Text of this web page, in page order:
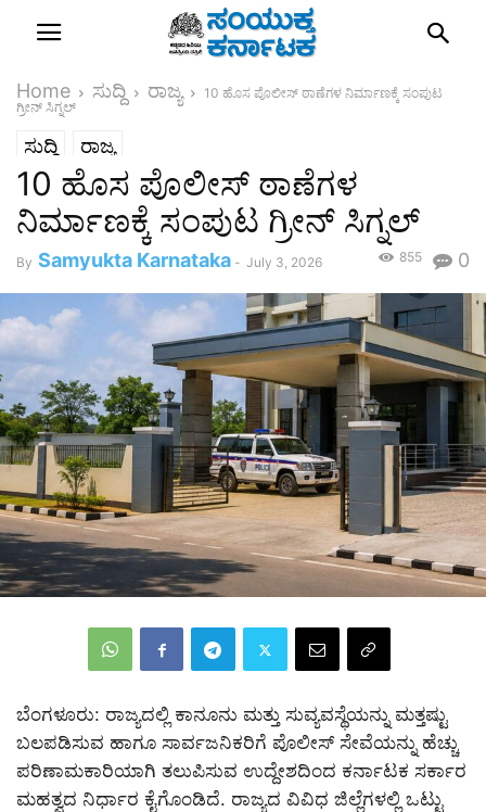
Home ಸುದ್ದಿ ರಾಜ್ಯ
10 ಹೊಸ ಪೊಲೀಸ್ ಠಾಣೆಗಳ ನಿರ್ಮಾಣಕ್ಕೆ ಸಂಪುಟ
ಗ್ರೀನ್ ಸಿಗ್ನಲ್
ಸುದ್ದಿ ರಾಜ್ಯ
10 ಹೊಸ ಪೊಲೀಸ್ ಠಾಣೆಗಳ
ನಿರ್ಮಾಣಕ್ಕೆ ಸಂಪುಟ ಗ್ರೀನ್ ಸಿಗ್ನಲ್
By Samyukta Karnataka - July 3, 2026 0
855
ಬೆಂಗಳೂರು: ರಾಜ್ಯದಲ್ಲಿ ಕಾನೂನು ಮತ್ತು ಸುವ್ಯವಸ್ಥೆಯನ್ನು ಮತ್ತಷ್ಟು
ಬಲಪಡಿಸುವ ಹಾಗೂ ಸಾರ್ವಜನಿಕರಿಗೆ ಪೊಲೀಸ್ ಸೇವೆಯನ್ನು ಹೆಚ್ಚು
ಪರಿಣಾಮಕಾರಿಯಾಗಿ ತಲುಪಿಸುವ ಉದ್ದೇಶದಿಂದ ಕರ್ನಾಟಕ ಸರ್ಕಾರ
ಮಹತ್ವದ ನಿರ್ಧಾರ ಕೈಗೊಂಡಿದೆ. ರಾಜ್ಯದ ವಿವಿಧ ಜಿಲ್ಲೆಗಳಲ್ಲಿ ಒಟ್ಟು